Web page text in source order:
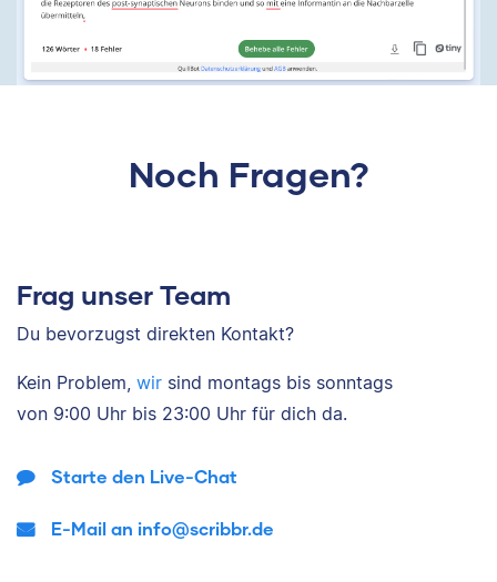
Noch Fragen?
Frag unser Team
Du bevorzugst direkten Kontakt?
Kein Problem, wir sind montags bis sonntags
von 9:00 Uhr bis 23:00 Uhr für dich da.
Starte den Live-Chat
E-Mail an info@scribbr.de